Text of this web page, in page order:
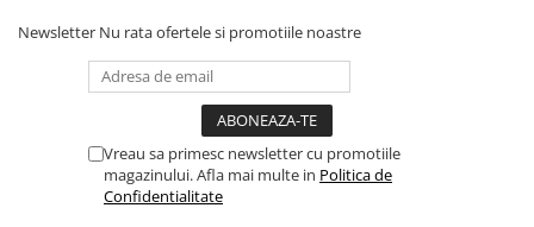
Protecție sudură
Protecție termică (căldură)
Protecție descărcări electrostatice
Newsletter Nu rata ofertele si promotiile noastre
Vreau sa primesc newsletter cu promotiile
magazinului. Afla mai multe in Politica de
Confidentialitate